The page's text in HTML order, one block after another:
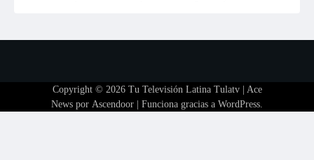
Copyright © 2026 Tu Televisión Latina Tulatv| Ace
News por Ascendoor | Funciona gracias a WordPress